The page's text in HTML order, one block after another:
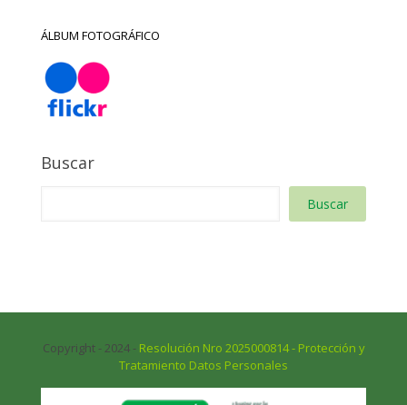
ÁLBUM FOTOGRÁFICO
Buscar
Buscar
Copyright - 2024 - Resolución Nro 2025000814 - Protección y
Tratamiento Datos Personales